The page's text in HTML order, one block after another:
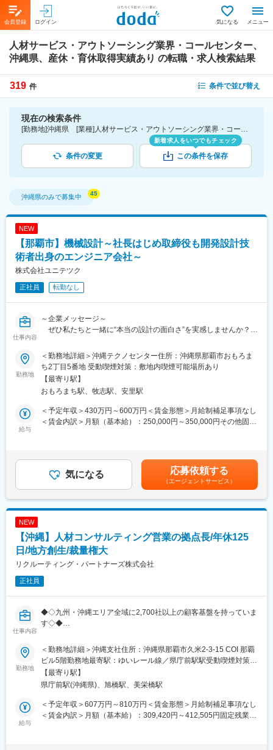
会員登録 ログイン 気になる メニュー
人材サービス・アウトソーシング業界・コールセンター、
沖縄県、産休・育休取得実績あり の転職・求人検索結果
319 件 条件で並び替え
現在の検索条件
[勤務地]沖縄県 [業種]人材サービス・アウトソーシング業界・コールセンター [詳細条件](休日・働き方)産休・育休取得実績あり
条件の変更
新着求人をいつでもチェック
この条件を保存
沖縄県のみで募集中
NEW
【那覇市】機械設計～社長はじめ取締役も開発設計技
術者出身のエンジニア会社～
株式会社ユニテツク
正社員 転勤なし
仕事内容
～企業メッセージ～
ぜひ私たちと一緒に“本当の設計の面白さ”を実感しませんか？
・生涯エンジニアとして活躍していきたい
・自分の技術の幅をさらに広げたい
・地元で地に足着けて働きたい
ユニテツクはこのような想いをお持ちのあなたにお勧めの企業で
す。
その理由は
（2） 安定性：会社設立から３６年連続黒字経営を続ける安定企
業です
（4） 地域密着：地元採用・地元配属のため転勤もありません
図などの作成などおこなっております。
また、製品設計では自動車部品の設計から航空機の構造設計、エ
レベーターやエスカレータの設計も手掛けております。
スです。要求仕様の把握と整理、機構案やシステム構成案の比較
検討、基本構造・機構の選定などをおこないます。
も携わるポジションとして、技術力とマネジメント力を兼ね備え
たリーダーを目指せます。
《組立図の作成》
かを示した図面です。部品相互の位置関係、取り付け方法、向き
などを明確にすることが目的です。
勤務地
＜勤務地詳細＞沖縄テクノセンター住所：沖縄県那覇市おもろま
ち2丁目5番地 受動喫煙対策：敷地内喫煙可能場所あり
【最寄り駅】
おもろまち駅、牧志駅、安里駅
給与
＜予定年収＞430万円～600万円＜賃金形態＞月給制補足事項なし
＜賃金内訳＞月額（基本給）：250,000円～350,000円その他固定
12月※2024年実績4.30月分）※別途、決算賞与が支給される場合が
あります。■予定年収には、子供手当および通勤交通費は含んでお
りません賃金はあくまでも目安の金額であり、選考を通じて上下
する可能性があります。月給(月額)は固定手当を含めた表記です。
気になる 応募依頼する
（エージェントサービス）
NEW
【沖縄】人材コンサルティング営業の拠点長/年休125
日/地方創生/裁量権大
リクルーティング・パートナーズ株式会社
正社員
仕事内容
◆◇九州・沖縄エリア全域に2,700社以上の顧客基盤を持っていま
す◇◆
■業務内容：
拠点長として、当社や支社のファンになっていただける企業を増
やすことがミッションです。将来的には支社の継続を目指し、利
益の確保に注力しつつ、既存商品の発展や拠点独自の取り組みや
サービスの発展に取り組んでいただきます。
〇エリア拠点長や営業組織マネジャーなどの事業リーダーポジシ
ョンで、メンバーの組織マネジメントを担当していただきます。
勤務地
＜勤務地詳細＞沖縄支社住所：沖縄県那覇市久米2-3-15 COI 那覇
ビル5階勤務地最寄駅：ゆいレール線／県庁前駅駅受動喫煙対策：
屋内全面禁煙変更の範囲：会社の定める事業所
【最寄り駅】
県庁前駅(沖縄県)、旭橋駅、美栄橋駅
給与
＜予定年収＞607万円～810万円＜賃金形態＞月給制補足事項なし
＜賃金内訳＞月額（基本給）：309,420円～412,505円固定残業手